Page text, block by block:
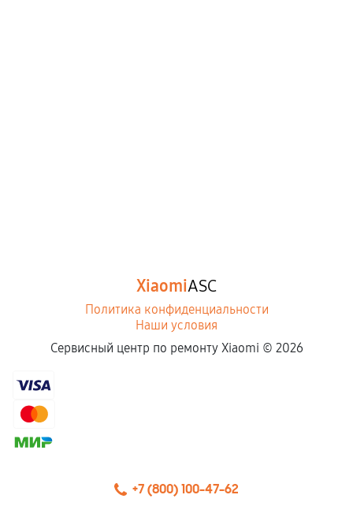
XiaomiASC
Политика конфиденциальности
Наши условия
Сервисный центр по ремонту Xiaomi © 2026
+7 (800) 100-47-62